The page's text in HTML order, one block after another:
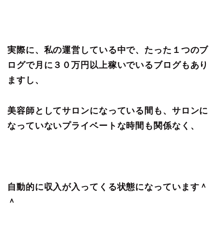
実際に、私の運営している中で、たった１つのブ
ログで月に３０万円以上稼いでいるブログもあり
ますし、
美容師としてサロンになっている間も、サロンに
なっていないプライベートな時間も関係なく、
自動的に収入が入ってくる状態になっています＾
＾